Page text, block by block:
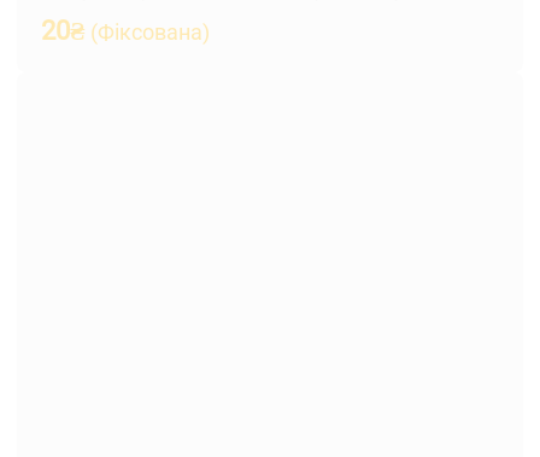
20₴ (Фіксована)